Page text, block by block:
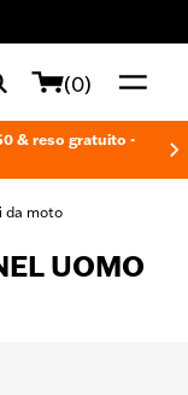
(0)
& reso gratuito -
da moto
UOMO